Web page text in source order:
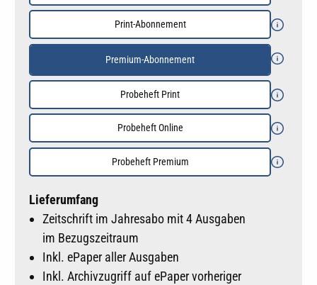
Print-Abonnement
Premium-Abonnement
Probeheft Print
Probeheft Online
Probeheft Premium
Lieferumfang
Zeitschrift im Jahresabo mit 4 Ausgaben
im Bezugszeitraum
Inkl. ePaper aller Ausgaben
Inkl. Archivzugriff auf ePaper vorheriger